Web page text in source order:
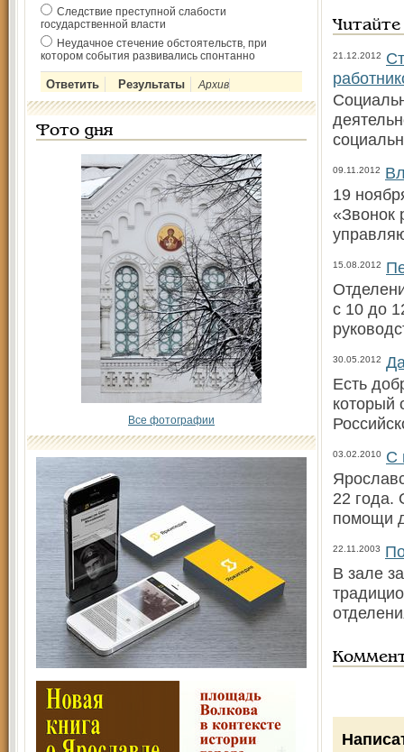
Следствие преступной слабости
государственной власти
Неудачное стечение обстоятельств, при
котором события развивались спонтанно
Архив
Фото дня
Все фотографии
21.12.2012
09.11.2012
19
«Звонок
15.08.2012
с 10 до
30.05.2012
Есть
который
03.02.2010 С
22 года.
помощи
22.11.2003
В зале